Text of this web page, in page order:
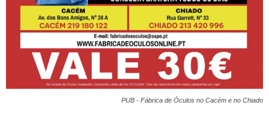
PUB - Fábrica de Óculos no Cacém e no Chiado